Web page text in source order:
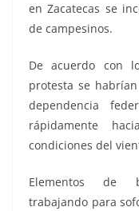
en Zacatecas se
de campesinos.
De acuerdo con
protesta se
dependencia
rápidamente
condiciones del
Elementos de
trabajando para